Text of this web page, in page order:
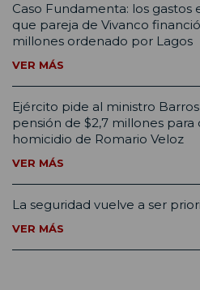
Caso Fundamenta: los gastos
que pareja de Vivanco
millones ordenado por Lagos
VER MÁS
Ejército pide al ministro
pensión de $2,7 millones
homicidio de Romario Veloz
VER MÁS
La seguridad vuelve a ser
VER MÁS